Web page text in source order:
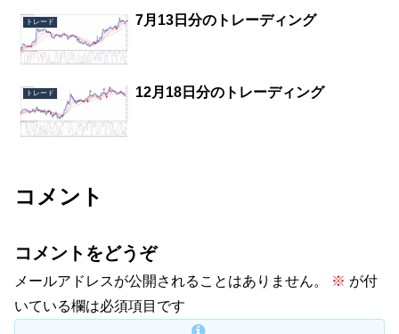
トレード 7月13日分のトレーディング
トレード 12月18日分のトレーディング
コメント
コメントをどうぞ
メールアドレスが公開されることはありません。 ※ が付
いている欄は必須項目です